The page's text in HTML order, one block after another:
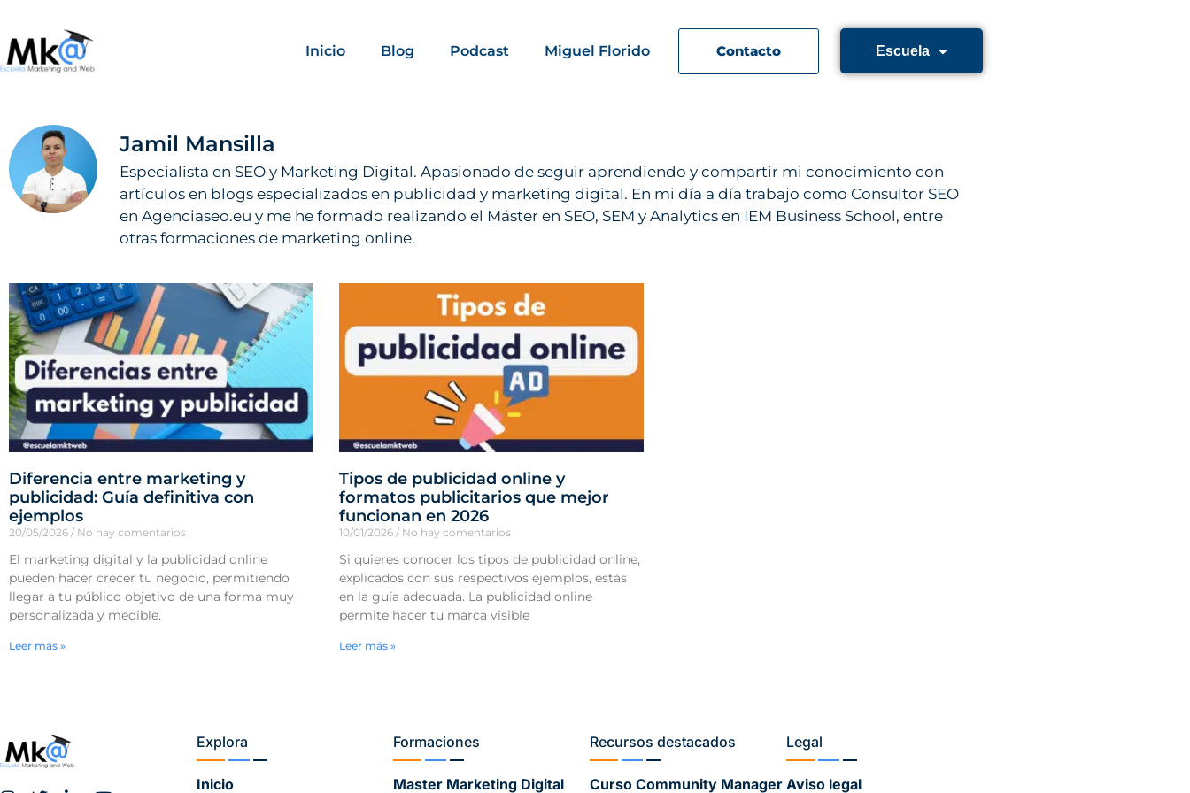
Inicio Blog Podcast Miguel Florido Contacto Escuela
Jamil Mansilla
Especialista en SEO y Marketing Digital. Apasionado de seguir aprendiendo y compartir mi conocimiento con
artículos en blogs especializados en publicidad y marketing digital. En mi día a día trabajo como Consultor SEO
en Agenciaseo.eu y me he formado realizando el Máster en SEO, SEM y Analytics en IEM Business School, entre
otras formaciones de marketing online.
Diferencia entre marketing y
publicidad: Guía definitiva con
ejemplos
20/05/2026 No hay comentarios
El marketing digital y la publicidad online
pueden hacer crecer tu negocio, permitiendo
llegar a tu público objetivo de una forma muy
personalizada y medible.
Leer más »
Tipos de publicidad online y
formatos publicitarios que mejor
funcionan en 2026
10/01/2026 No hay comentarios
Si quieres conocer los tipos de publicidad online,
explicados con sus respectivos ejemplos, estás
en la guía adecuada. La publicidad online
permite hacer tu marca visible
Leer más »
Explora
Inicio
Formaciones
Master Marketing Digital
Recursos destacados
Curso Community Manager
Legal
Aviso legal